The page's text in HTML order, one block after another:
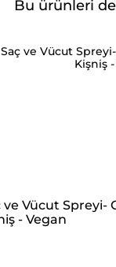
Bu ürünleri de
ve Vücut Spreyi-
- Vegan